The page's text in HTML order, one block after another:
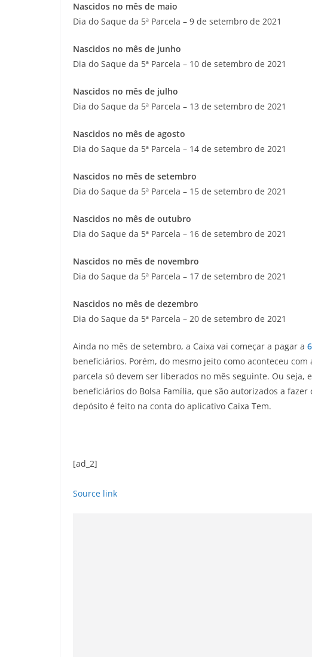
Nascidos no mês de maio
Dia do Saque da 5ª Parcela – 9 de setembro de 2021
Nascidos no mês de junho
Dia do Saque da 5ª Parcela – 10 de setembro de 2021
Nascidos no mês de julho
Dia do Saque da 5ª Parcela – 13 de setembro de 2021
Nascidos no mês de agosto
Dia do Saque da 5ª Parcela – 14 de setembro de 2021
Nascidos no mês de setembro
Dia do Saque da 5ª Parcela – 15 de setembro de 2021
Nascidos no mês de outubro
Dia do Saque da 5ª Parcela – 16 de setembro de 2021
Nascidos no mês de novembro
Dia do Saque da 5ª Parcela – 17 de setembro de 2021
Nascidos no mês de dezembro
Dia do Saque da 5ª Parcela – 20 de setembro de 2021
Ainda no mês de setembro, a Caixa vai começar a pagar a
beneficiários. Porém, do mesmo jeito como aconteceu
parcela só devem ser liberados no mês seguinte. Ou seja,
beneficiários do Bolsa Família, que são autorizados a
depósito é feito na conta do aplicativo Caixa Tem.
[ad_2]
Source link